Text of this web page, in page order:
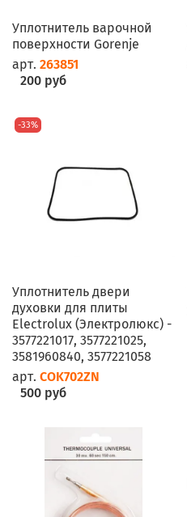
Уплотнитель варочной
поверхности Gorenje
арт. 263851
200 руб
-33%
Уплотнитель двери
духовки для плиты
Electrolux (Электролюкс) -
3577221017, 3577221025,
3581960840, 3577221058
арт. COK702ZN
500 руб